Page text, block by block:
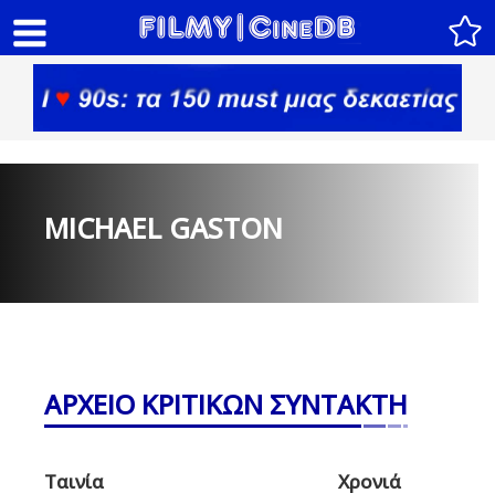
MICHAEL GASTON
ΑΡΧΕΙΟ ΚΡΙΤΙΚΩΝ ΣΥΝΤΑΚΤΗ
Ταινία Χρονιά